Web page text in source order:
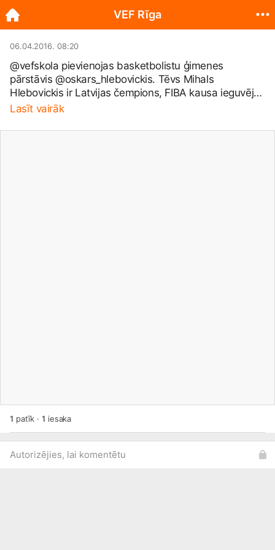
06.04.2016. 08:20
@vefskola pievienojas basketbolistu ģimenes
pārstāvis @oskars_hlebovickis. Tēvs Mihals
Hlebovickis ir Latvijas čempions, FIBA kausa ieguvējs,
Kipras čempions, spēlējis Polijas valstsvienībā.
valstsvienību, spēlējusi vairākos ārzemju klubos
Lasīt vairāk
1 patīk ·1 iesaka
Autorizējies, lai komentētu
VEF Rīga